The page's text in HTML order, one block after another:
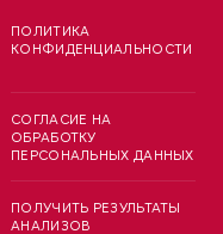
ПОЛИТИКА
КОНФИДЕНЦИАЛЬНОСТИ
СОГЛАСИЕ НА
ОБРАБОТКУ
ПЕРСОНАЛЬНЫХ ДАННЫХ
ПОЛУЧИТЬ РЕЗУЛЬТАТЫ
АНАЛИЗОВ